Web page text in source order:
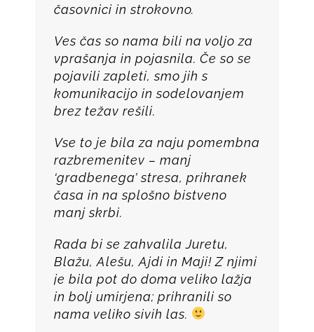
časovnici in strokovno.
Ves čas so nama bili na voljo za
vprašanja in pojasnila. Če so se
pojavili zapleti, smo jih s
komunikacijo in sodelovanjem
brez težav rešili.
Vse to je bila za naju pomembna
razbremenitev – manj
‘gradbenega’ stresa, prihranek
časa in na splošno bistveno
manj skrbi.
Rada bi se zahvalila Juretu,
Blažu, Alešu, Ajdi in Maji! Z njimi
je bila pot do doma veliko lažja
in bolj umirjena; prihranili so
nama veliko sivih las.